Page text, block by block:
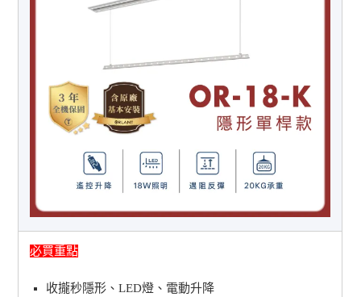
必買重點
收攏秒隱形、LED燈、電動升降